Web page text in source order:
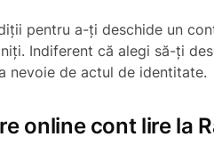
pentru a-ți deschide un
Indiferent că alegi să-ți
nevoie de actul de identitate.
online cont lire la